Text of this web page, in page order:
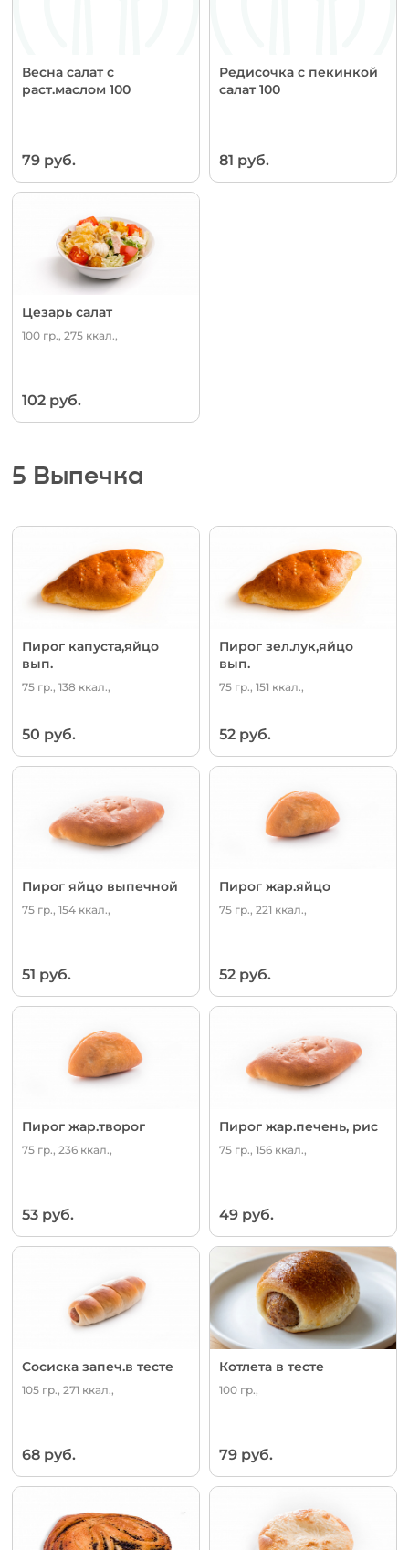
Весна салат с
раст.маслом 100
79 руб.
Редисочка с пекинкой
салат 100
81 руб.
Цезарь салат
100 гр., 275 ккал.,
102 руб.
5 Выпечка
Пирог капуста,яйцо
вып.
75 гр., 138 ккал.,
50 руб.
Пирог зел.лук,яйцо
вып.
75 гр., 151 ккал.,
52 руб.
Пирог яйцо выпечной
75 гр., 154 ккал.,
51 руб.
Пирог жар.яйцо
75 гр., 221 ккал.,
52 руб.
Пирог жар.творог
75 гр., 236 ккал.,
53 руб.
Пирог жар.печень, рис
75 гр., 156 ккал.,
49 руб.
Сосиска запеч.в тесте
105 гр., 271 ккал.,
68 руб.
Котлета в тесте
100 гр.,
79 руб.